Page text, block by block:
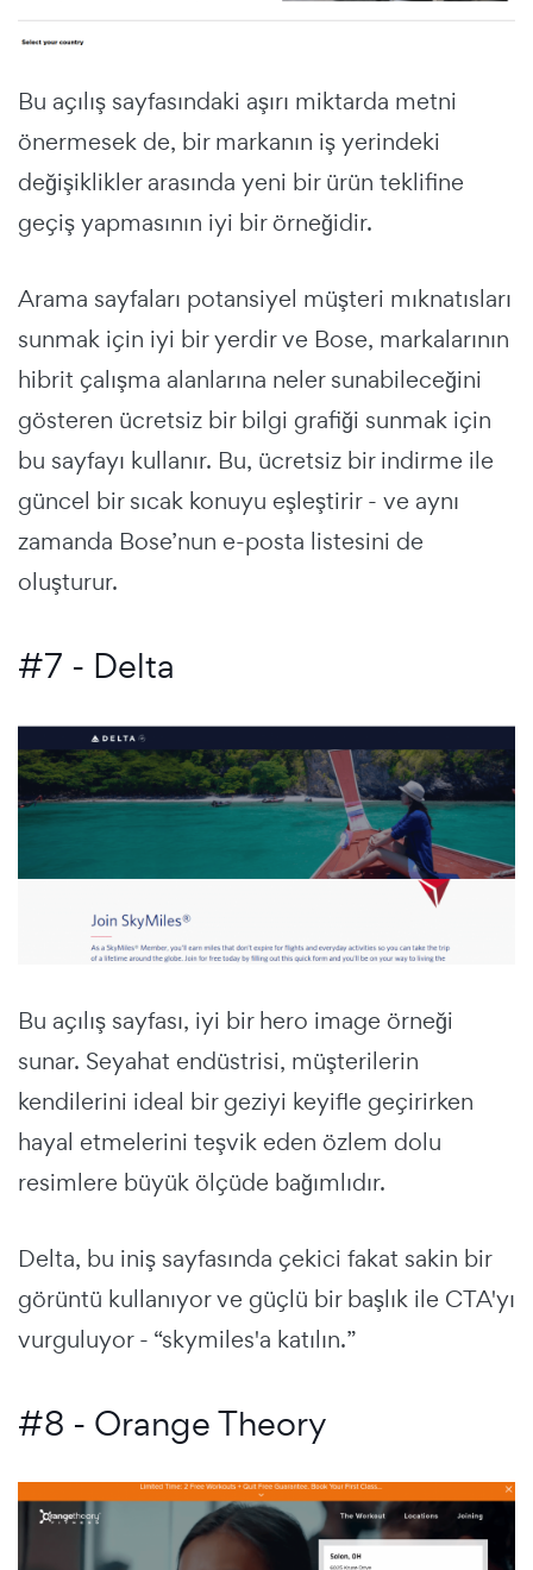
Bu açılış sayfasındaki aşırı miktarda metni
önermesek de, bir markanın iş yerindeki
değişiklikler arasında yeni bir ürün teklifine
geçiş yapmasının iyi bir örneğidir.
Arama sayfaları potansiyel müşteri mıknatısları
sunmak için iyi bir yerdir ve Bose, markalarının
hibrit çalışma alanlarına neler sunabileceğini
gösteren ücretsiz bir bilgi grafiği sunmak için
bu sayfayı kullanır. Bu, ücretsiz bir indirme ile
güncel bir sıcak konuyu eşleştirir - ve aynı
zamanda Bose’nun e-posta listesini de
oluşturur.
#7 - Delta
Bu açılış sayfası, iyi birhero image örneği
sunar. Seyahat endüstrisi, müşterilerin
kendilerini ideal bir geziyi keyifle geçirirken
hayal etmelerini teşvik eden özlem dolu
resimlere büyük ölçüde bağımlıdır.
Delta, bu iniş sayfasında çekici fakat sakin bir
görüntü kullanıyor ve güçlü bir başlık ile CTA'yı
vurguluyor - “skymiles'a katılın.”
#8 - Orange Theory